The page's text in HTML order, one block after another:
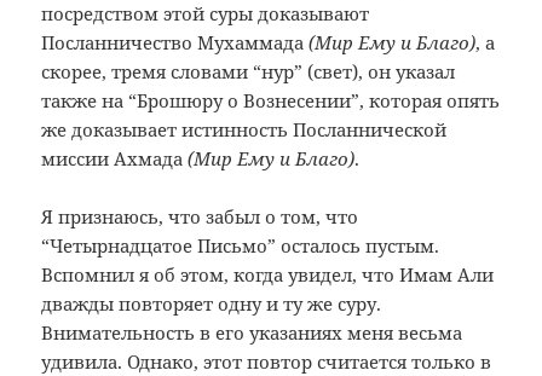
посредством этой суры доказывают
Посланничество Мухаммада(Мир Ему и Благо), а
скорее, тремя словами “нур” (свет), он указал
также на “Брошюру о Вознесении”, которая опять
же доказывает истинность Посланнической
миссии Ахмада(Мир Ему и Благо).
Я признаюсь, что забыл о том, что
“Четырнадцатое Письмо” осталось пустым.
Вспомнил я об этом, когда увидел, что Имам Али
дважды повторяет одну и ту же суру.
Внимательность в его указаниях меня весьма
удивила. Однако, этот повтор считается только в